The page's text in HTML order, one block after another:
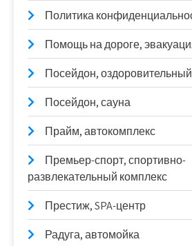
Политика
Помощь на дороге,
Посейдон,
Посейдон, сауна
Прайм, автокомплекс
Премьер-спорт, спортивно-
развлекательный комплекс
Престиж, SPA-центр
Радуга, автомойка